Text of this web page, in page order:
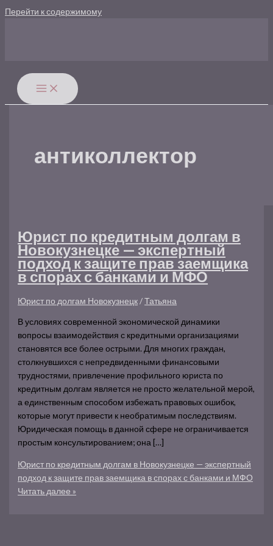
Перейти к содержимому
антиколлектор
Юрист по кредитным долгам в
Новокузнецке — экспертный
подход к защите прав заемщика
в спорах с банками и МФО
Юрист по долгам Новокузнецк/Татьяна
В условиях современной экономической динамики
вопросы взаимодействия с кредитными организациями
становятся все более острыми. Для многих граждан,
столкнувшихся с непредвиденными финансовыми
трудностями, привлечение профильного юриста по
кредитным долгам является не просто желательной мерой,
а единственным способом избежать правовых ошибок,
которые могут привести к необратимым последствиям.
Юридическая помощь в данной сфере не ограничивается
простым консультированием; она […]
Юрист по кредитным долгам в Новокузнецке — экспертный
подход к защите прав заемщика в спорах с банками и МФО
Читать далее »